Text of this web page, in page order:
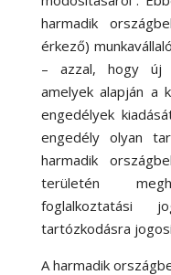
harmadik
érkező)
– azzal, hogy új
amelyek alapján a
engedélyek
engedély olyan
harmadik
területén
foglalkoztatási
tartózkodásra
A harmadik